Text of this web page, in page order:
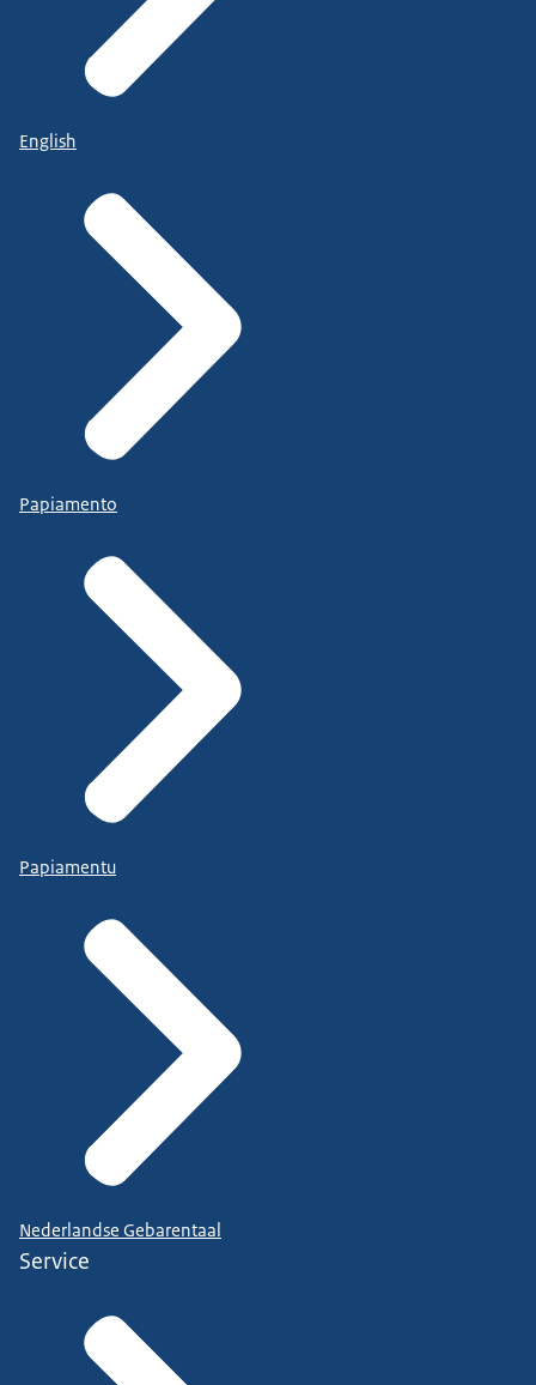
English
Papiamento
Papiamentu
Nederlandse Gebarentaal
Service